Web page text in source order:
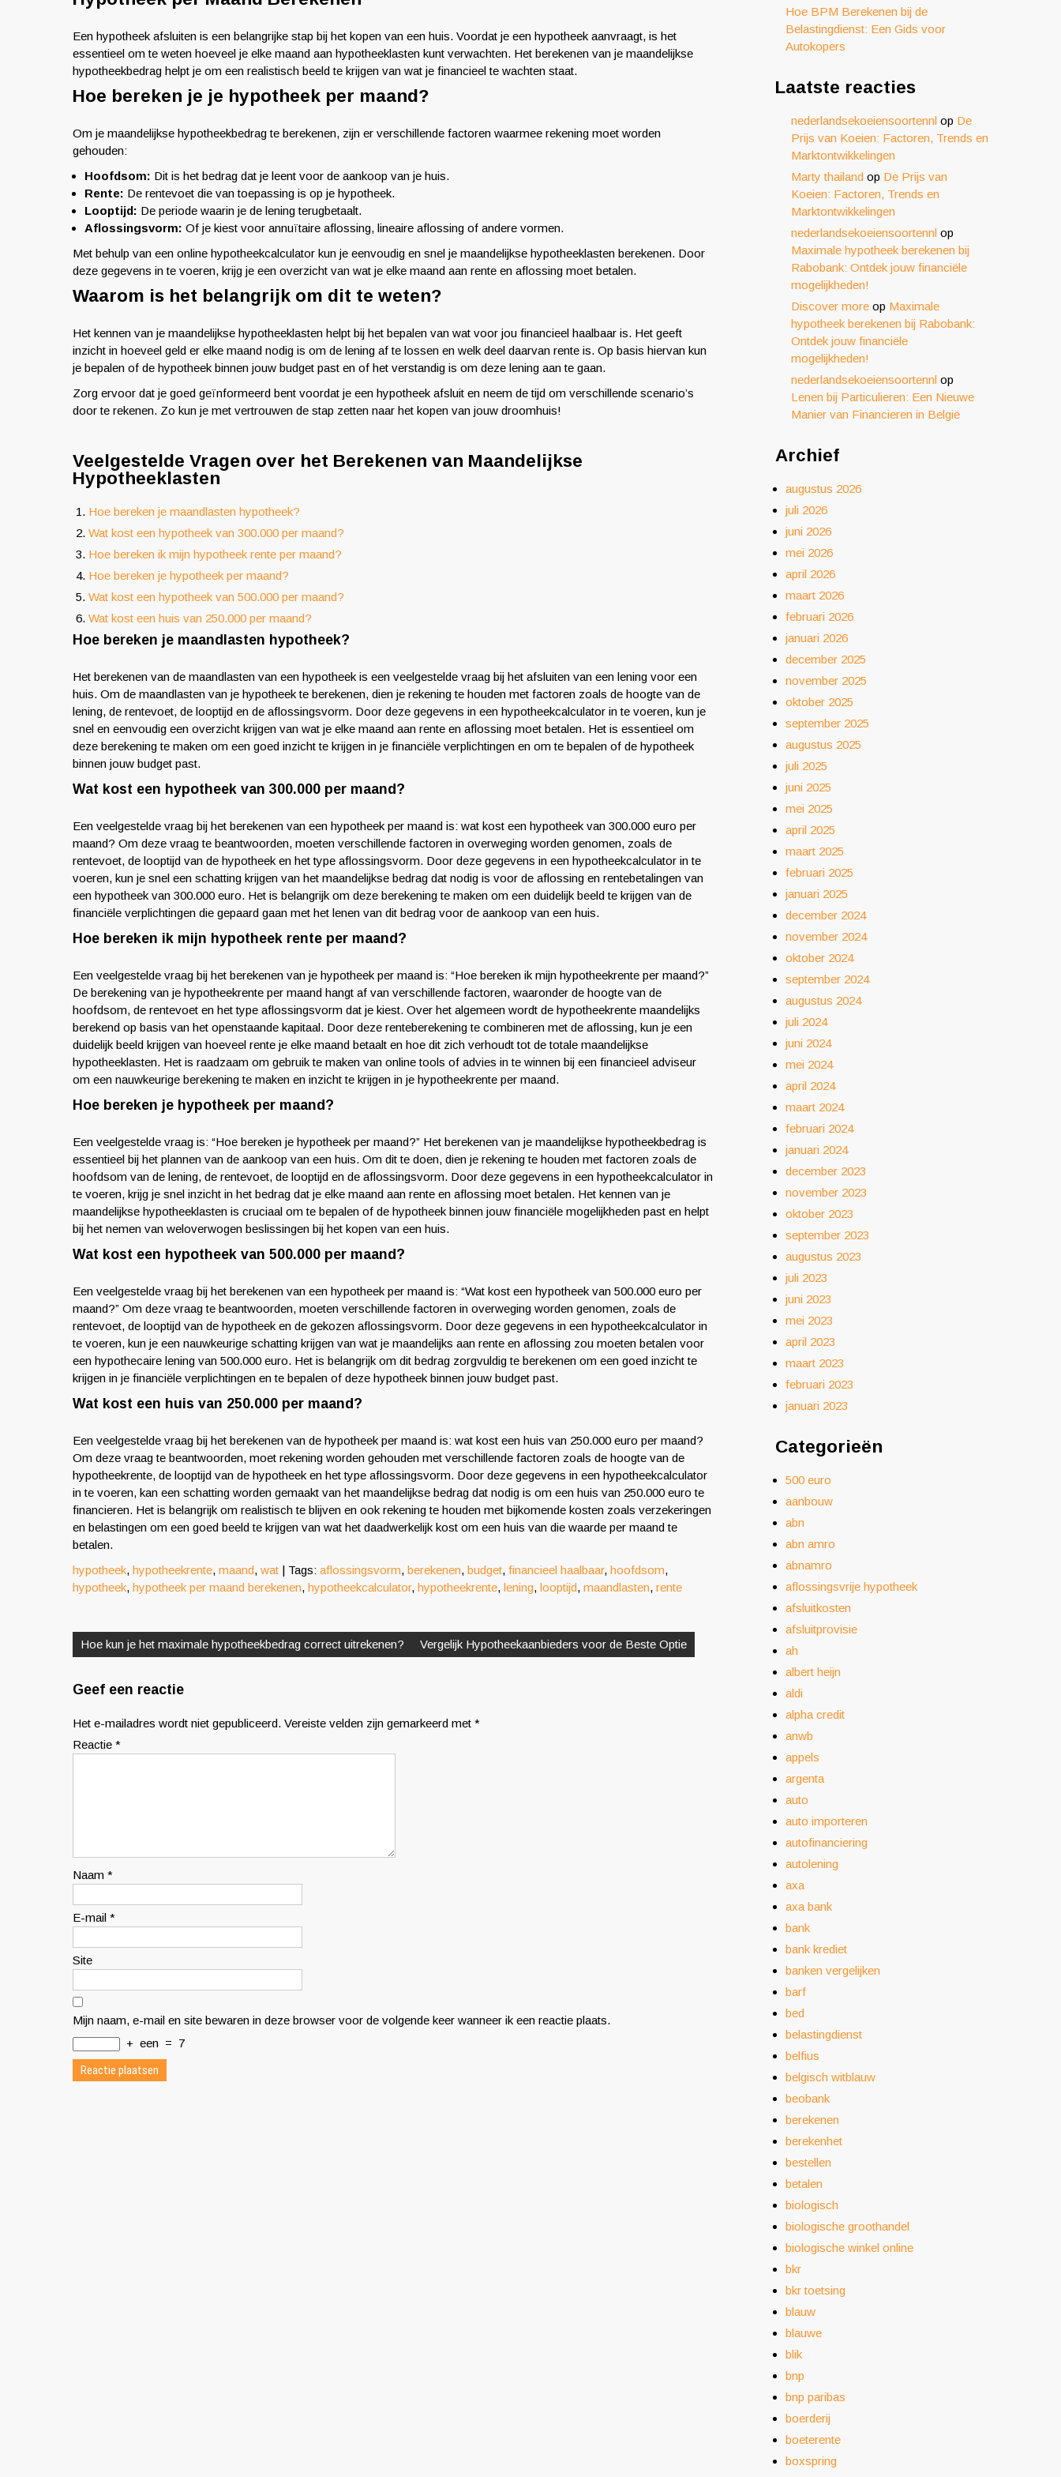
Een hypotheek afsluiten is een belangrijke stap bij het kopen van een huis. Voordat je een hypotheek aanvraagt, is het
essentieel om te weten hoeveel je elke maand aan hypotheeklasten kunt verwachten. Het berekenen van je maandelijkse
hypotheekbedrag helpt je om een realistisch beeld te krijgen van wat je financieel te wachten staat.
Hoe bereken je je hypotheek per maand?
Om je maandelijkse hypotheekbedrag te berekenen, zijn er verschillende factoren waarmee rekening moet worden
gehouden:
Hoofdsom: Dit is het bedrag dat je leent voor de aankoop van je huis.
Rente: De rentevoet die van toepassing is op je hypotheek.
Looptijd: De periode waarin je de lening terugbetaalt.
Aflossingsvorm: Of je kiest voor annuïtaire aflossing, lineaire aflossing of andere vormen.
Met behulp van een online hypotheekcalculator kun je eenvoudig en snel je maandelijkse hypotheeklasten berekenen. Door
deze gegevens in te voeren, krijg je een overzicht van wat je elke maand aan rente en aflossing moet betalen.
Waarom is het belangrijk om dit te weten?
Het kennen van je maandelijkse hypotheeklasten helpt bij het bepalen van wat voor jou financieel haalbaar is. Het geeft
inzicht in hoeveel geld er elke maand nodig is om de lening af te lossen en welk deel daarvan rente is. Op basis hiervan kun
je bepalen of de hypotheek binnen jouw budget past en of het verstandig is om deze lening aan te gaan.
Zorg ervoor dat je goed geïnformeerd bent voordat je een hypotheek afsluit en neem de tijd om verschillende scenario’s
door te rekenen. Zo kun je met vertrouwen de stap zetten naar het kopen van jouw droomhuis!
Veelgestelde Vragen over het Berekenen van Maandelijkse
Hypotheeklasten
Hoe bereken je maandlasten hypotheek?
Wat kost een hypotheek van 300.000 per maand?
Hoe bereken ik mijn hypotheek rente per maand?
Hoe bereken je hypotheek per maand?
Wat kost een hypotheek van 500.000 per maand?
Wat kost een huis van 250.000 per maand?
Hoe bereken je maandlasten hypotheek?
Het berekenen van de maandlasten van een hypotheek is een veelgestelde vraag bij het afsluiten van een lening voor een
huis. Om de maandlasten van je hypotheek te berekenen, dien je rekening te houden met factoren zoals de hoogte van de
lening, de rentevoet, de looptijd en de aflossingsvorm. Door deze gegevens in een hypotheekcalculator in te voeren, kun je
snel en eenvoudig een overzicht krijgen van wat je elke maand aan rente en aflossing moet betalen. Het is essentieel om
deze berekening te maken om een goed inzicht te krijgen in je financiële verplichtingen en om te bepalen of de hypotheek
binnen jouw budget past.
Wat kost een hypotheek van 300.000 per maand?
Een veelgestelde vraag bij het berekenen van een hypotheek per maand is: wat kost een hypotheek van 300.000 euro per
maand? Om deze vraag te beantwoorden, moeten verschillende factoren in overweging worden genomen, zoals de
rentevoet, de looptijd van de hypotheek en het type aflossingsvorm. Door deze gegevens in een hypotheekcalculator in te
voeren, kun je snel een schatting krijgen van het maandelijkse bedrag dat nodig is voor de aflossing en rentebetalingen van
een hypotheek van 300.000 euro. Het is belangrijk om deze berekening te maken om een duidelijk beeld te krijgen van de
financiële verplichtingen die gepaard gaan met het lenen van dit bedrag voor de aankoop van een huis.
Hoe bereken ik mijn hypotheek rente per maand?
Een veelgestelde vraag bij het berekenen van je hypotheek per maand is: “Hoe bereken ik mijn hypotheekrente per maand?”
De berekening van je hypotheekrente per maand hangt af van verschillende factoren, waaronder de hoogte van de
hoofdsom, de rentevoet en het type aflossingsvorm dat je kiest. Over het algemeen wordt de hypotheekrente maandelijks
berekend op basis van het openstaande kapitaal. Door deze renteberekening te combineren met de aflossing, kun je een
duidelijk beeld krijgen van hoeveel rente je elke maand betaalt en hoe dit zich verhoudt tot de totale maandelijkse
hypotheeklasten. Het is raadzaam om gebruik te maken van online tools of advies in te winnen bij een financieel adviseur
om een nauwkeurige berekening te maken en inzicht te krijgen in je hypotheekrente per maand.
Hoe bereken je hypotheek per maand?
Een veelgestelde vraag is: “Hoe bereken je hypotheek per maand?” Het berekenen van je maandelijkse hypotheekbedrag is
essentieel bij het plannen van de aankoop van een huis. Om dit te doen, dien je rekening te houden met factoren zoals de
hoofdsom van de lening, de rentevoet, de looptijd en de aflossingsvorm. Door deze gegevens in een hypotheekcalculator in
te voeren, krijg je snel inzicht in het bedrag dat je elke maand aan rente en aflossing moet betalen. Het kennen van je
maandelijkse hypotheeklasten is cruciaal om te bepalen of de hypotheek binnen jouw financiële mogelijkheden past en helpt
bij het nemen van weloverwogen beslissingen bij het kopen van een huis.
Wat kost een hypotheek van 500.000 per maand?
Een veelgestelde vraag bij het berekenen van een hypotheek per maand is: “Wat kost een hypotheek van 500.000 euro per
maand?” Om deze vraag te beantwoorden, moeten verschillende factoren in overweging worden genomen, zoals de
rentevoet, de looptijd van de hypotheek en de gekozen aflossingsvorm. Door deze gegevens in een hypotheekcalculator in
te voeren, kun je een nauwkeurige schatting krijgen van wat je maandelijks aan rente en aflossing zou moeten betalen voor
een hypothecaire lening van 500.000 euro. Het is belangrijk om dit bedrag zorgvuldig te berekenen om een goed inzicht te
krijgen in je financiële verplichtingen en te bepalen of deze hypotheek binnen jouw budget past.
Wat kost een huis van 250.000 per maand?
Een veelgestelde vraag bij het berekenen van de hypotheek per maand is: wat kost een huis van 250.000 euro per maand?
Om deze vraag te beantwoorden, moet rekening worden gehouden met verschillende factoren zoals de hoogte van de
hypotheekrente, de looptijd van de hypotheek en het type aflossingsvorm. Door deze gegevens in een hypotheekcalculator
in te voeren, kan een schatting worden gemaakt van het maandelijkse bedrag dat nodig is om een huis van 250.000 euro te
financieren. Het is belangrijk om realistisch te blijven en ook rekening te houden met bijkomende kosten zoals verzekeringen
en belastingen om een goed beeld te krijgen van wat het daadwerkelijk kost om een huis van die waarde per maand te
betalen.
hypotheek, hypotheekrente, maand, wat | Tags: aflossingsvorm, berekenen, budget, financieel haalbaar, hoofdsom,
hypotheek, hypotheek per maand berekenen, hypotheekcalculator, hypotheekrente, lening, looptijd, maandlasten, rente
Hoe kun je het maximale hypotheekbedrag correct uitrekenen? Vergelijk Hypotheekaanbieders voor de Beste Optie
Geef een reactie
Het e-mailadres wordt niet gepubliceerd. Vereiste velden zijn gemarkeerd met *
Reactie *
Naam *
E-mail *
Site
Mijn naam, e-mail en site bewaren in deze browser voor de volgende keer wanneer ik een reactie plaats.
+ een = 7
Hoe BPM Berekenen bij de
Belastingdienst: Een Gids voor
Autokopers
Laatste reacties
nederlandsekoeiensoortennl op De
Prijs van Koeien: Factoren, Trends en
Marktontwikkelingen
Marty thailand op De Prijs van
Koeien: Factoren, Trends en
Marktontwikkelingen
nederlandsekoeiensoortennl op
Maximale hypotheek berekenen bij
Rabobank: Ontdek jouw financiële
mogelijkheden!
Discover more op Maximale
hypotheek berekenen bij Rabobank:
Ontdek jouw financiële
mogelijkheden!
nederlandsekoeiensoortennl op
Lenen bij Particulieren: Een Nieuwe
Manier van Financieren in België
Archief
augustus 2026
juli 2026
juni 2026
mei 2026
april 2026
maart 2026
februari 2026
januari 2026
december 2025
november 2025
oktober 2025
september 2025
augustus 2025
juli 2025
juni 2025
mei 2025
april 2025
maart 2025
februari 2025
januari 2025
december 2024
november 2024
oktober 2024
september 2024
augustus 2024
juli 2024
juni 2024
mei 2024
april 2024
maart 2024
februari 2024
januari 2024
december 2023
november 2023
oktober 2023
september 2023
augustus 2023
juli 2023
juni 2023
mei 2023
april 2023
maart 2023
februari 2023
januari 2023
Categorieën
500 euro
aanbouw
abn
abn amro
abnamro
aflossingsvrije hypotheek
afsluitkosten
afsluitprovisie
ah
albert heijn
aldi
alpha credit
anwb
appels
argenta
auto
auto importeren
autofinanciering
autolening
axa
axa bank
bank
bank krediet
banken vergelijken
barf
bed
belastingdienst
belfius
belgisch witblauw
beobank
berekenen
berekenhet
bestellen
betalen
biologisch
biologische groothandel
biologische winkel online
bkr
bkr toetsing
blauw
blauwe
blik
bnp
bnp paribas
boerderij
boeterente
boxspring